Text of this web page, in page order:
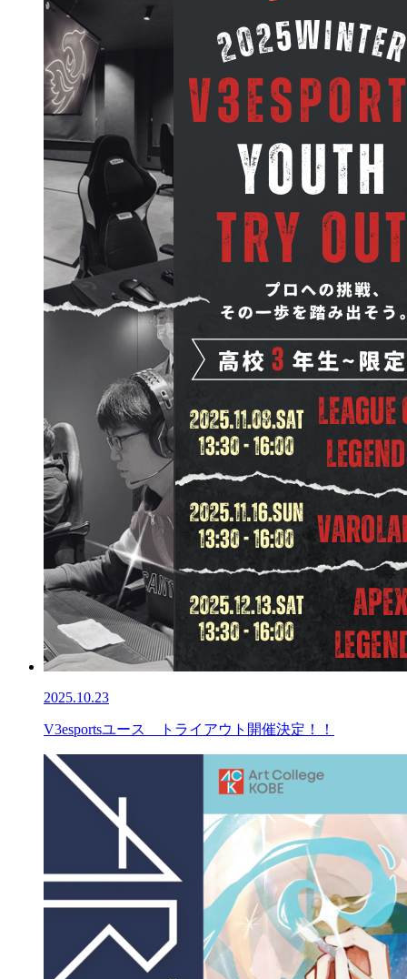
2025.10.23
V3esportsユース トライアウト開催決定！！